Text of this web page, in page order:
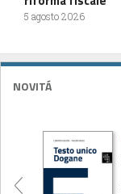
5 agosto 2026
NOVITÁ